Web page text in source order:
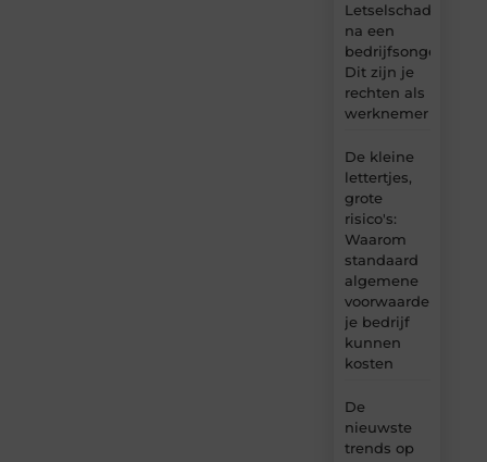
Letselschade
na een
bedrijfsongeval:
Dit zijn je
rechten als
werknemer
De kleine
lettertjes,
grote
risico's:
Waarom
standaard
algemene
voorwaarden
je bedrijf
kunnen
kosten
De
nieuwste
trends op